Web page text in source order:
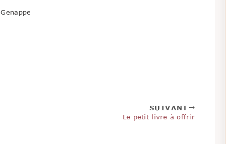
SUIVANT
Le petit livre à offrir